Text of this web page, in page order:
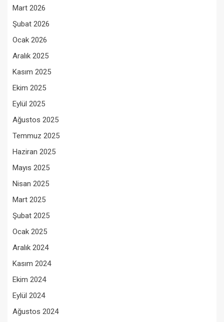
Mart 2026
Şubat 2026
Ocak 2026
Aralık 2025
Kasım 2025
Ekim 2025
Eylül 2025
Ağustos 2025
Temmuz 2025
Haziran 2025
Mayıs 2025
Nisan 2025
Mart 2025
Şubat 2025
Ocak 2025
Aralık 2024
Kasım 2024
Ekim 2024
Eylül 2024
Ağustos 2024